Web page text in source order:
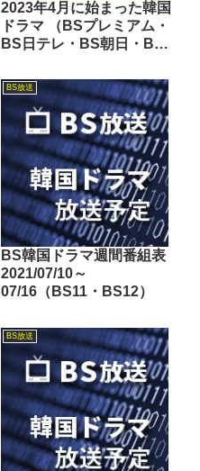
2023年4月に始まった韓国
ドラマ （BSプレミアム・
BS日テレ・BS朝日・BS-
ジ・BS11・BS12・テレビ
東京・TOKYO MX・テレ
玉・チバテレ・テレビ神奈
川・テレビ大阪・サンテレ
ビ・KBS京都・テレビ愛
知・テレビ北海道）
BS放送
BS韓国ドラマ週間番組表
2021/07/10～
07/16（BS11・BS12）
BS放送